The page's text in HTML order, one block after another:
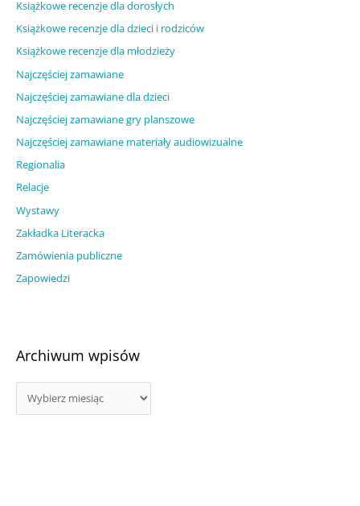
Książkowe recenzje dla dorosłych
Książkowe recenzje dla dzieci i rodziców
Książkowe recenzje dla młodzieży
Najczęściej zamawiane
Najczęściej zamawiane dla dzieci
Najczęściej zamawiane gry planszowe
Najczęściej zamawiane materiały audiowizualne
Regionalia
Relacje
Wystawy
Zakładka Literacka
Zamówienia publiczne
Zapowiedzi
Archiwum wpisów